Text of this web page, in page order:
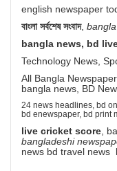
english newspaper
বাংলা সর্বশেষ সংবাদ,
bangla news, bd
Technology News,
All Bangla
bangla news, BD
24 news headlines, bd
bd enewspaper, bd print
live cricket score ,
bangladeshi
news bd travel news